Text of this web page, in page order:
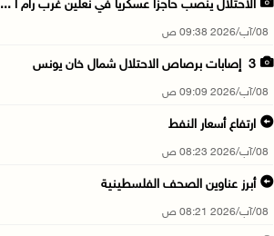
الاحتلال ينصب حاجزا عسكريا في نعلين غرب رام ا ...
08/آب/2026 09:38 ص
3 إصابات برصاص الاحتلال شمال خان يونس
08/آب/2026 09:09 ص
ارتفاع أسعار النفط
08/آب/2026 08:23 ص
أبرز عناوين الصحف الفلسطينية
08/آب/2026 08:21 ص